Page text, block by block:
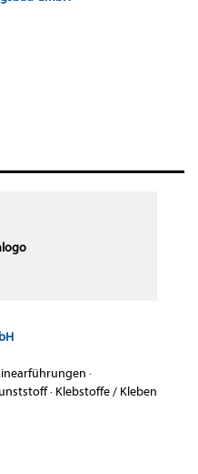
·
· Klebstoffe / Kleben